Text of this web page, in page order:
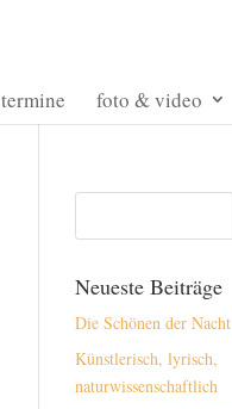
termine foto & video
Neueste Beiträge
Die Schönen der Nacht
Künstlerisch, lyrisch,
naturwissenschaftlich